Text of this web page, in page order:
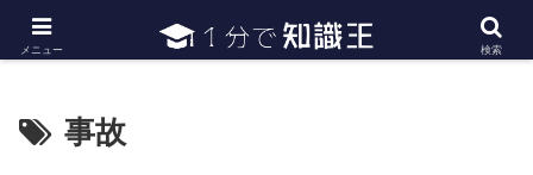
日常で必要な常識・知識や雑学・豆知識を幅広く紹介
事故
メニュー 検索